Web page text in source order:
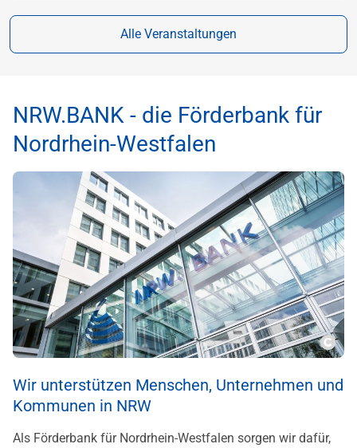
Alle Veranstaltungen
NRW.BANK - die Förderbank für
Nordrhein-Westfalen
Wir unterstützen Menschen, Unternehmen und
Kommunen in NRW
Als Förderbank für Nordrhein-Westfalen sorgen wir dafür,